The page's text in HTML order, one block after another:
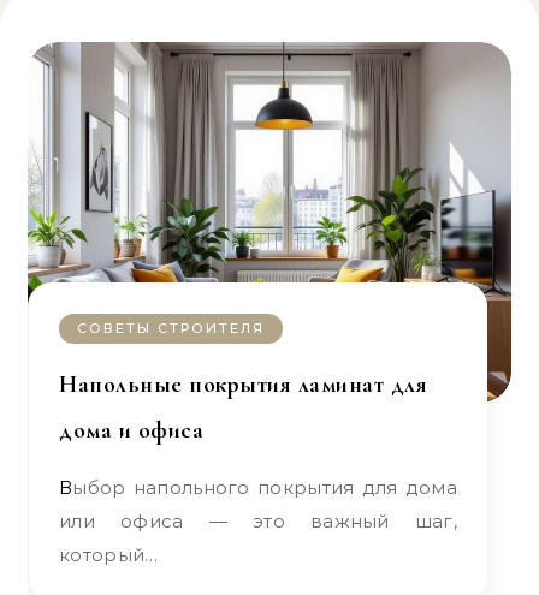
СОВЕТЫ СТРОИТЕЛЯ
Напольные покрытия ламинат для
дома и офиса
Выбор напольного покрытия для дома
или офиса — это важный шаг,
который…